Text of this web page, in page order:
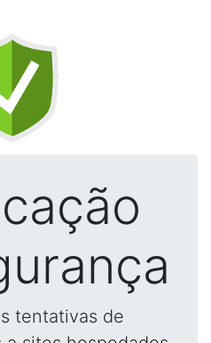
tentativas de